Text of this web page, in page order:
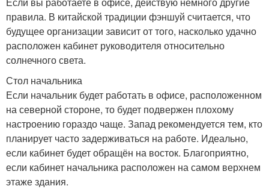
правила. В китайской традиции фэншуй считается, что
будущее организации зависит от того, насколько удачно
расположен кабинет руководителя относительно
солнечного света.
Стол начальника
Если начальник будет работать в офисе, расположенном
на северной стороне, то будет подвержен плохому
настроению гораздо чаще. Запад рекомендуется тем, кто
планирует часто задерживаться на работе. Идеально,
если кабинет будет обращён на восток. Благоприятно,
если кабинет начальника расположен на самом верхнем
этаже здания.